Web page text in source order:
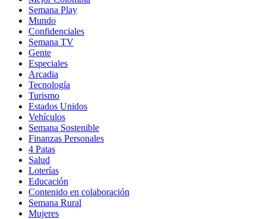
Semana Play
Mundo
Confidenciales
Semana TV
Gente
Especiales
Arcadia
Tecnología
Turismo
Estados Unidos
Vehículos
Semana Sostenible
Finanzas Personales
4 Patas
Salud
Loterías
Educación
Contenido en colaboración
Semana Rural
Mujeres